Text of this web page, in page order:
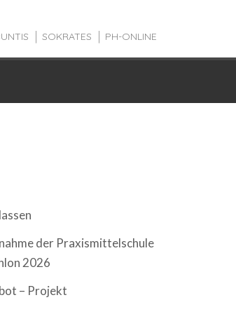
SOKRATES PH-ONLINE
der Praxismittelschule
2026
– Projekt